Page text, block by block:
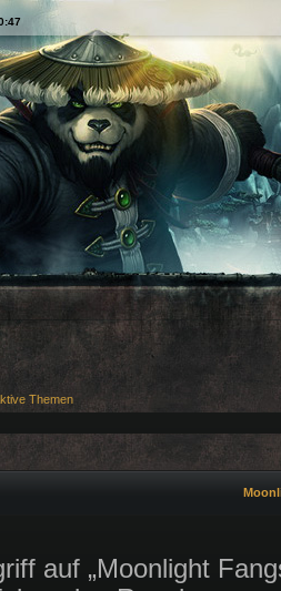
Themen
auf „Moonlight